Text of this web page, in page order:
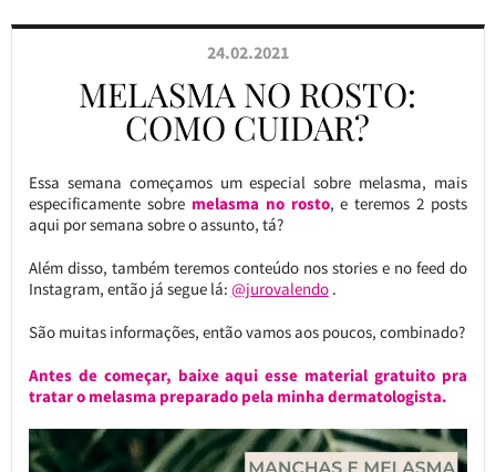
24.02.2021
MELASMA NO ROSTO:
COMO CUIDAR?
Essa semana começamos um especial sobre melasma, mais
especificamente sobre melasma no rosto, e teremos 2 posts
aqui por semana sobre o assunto, tá?
Além disso, também teremos conteúdo nos stories e no feed do
Instagram, então já segue lá: @jurovalendo.
São muitas informações, então vamos aos poucos, combinado?
Antes de começar, baixe aqui esse material gratuito pra
tratar o melasma preparado pela minha dermatologista.